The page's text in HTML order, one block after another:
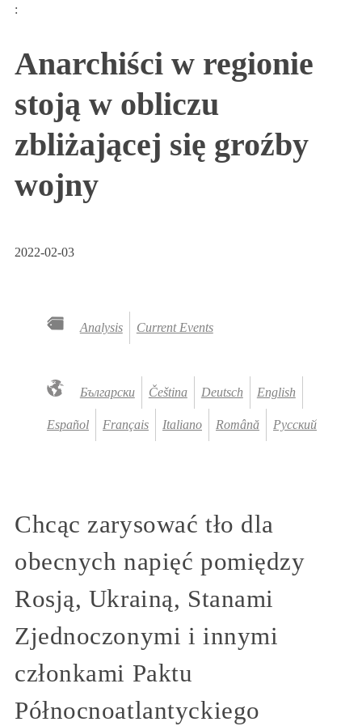
:
Anarchiści w regionie
stoją w obliczu
zbliżającej się groźby
wojny
2022-02-03
Analysis Current Events
Български Čeština Deutsch English
Español Français Italiano Română Русский
Chcąc zarysować tło dla
obecnych napięć pomiędzy
Rosją, Ukrainą, Stanami
Zjednoczonymi i innymi
członkami Paktu
Północnoatlantyckiego